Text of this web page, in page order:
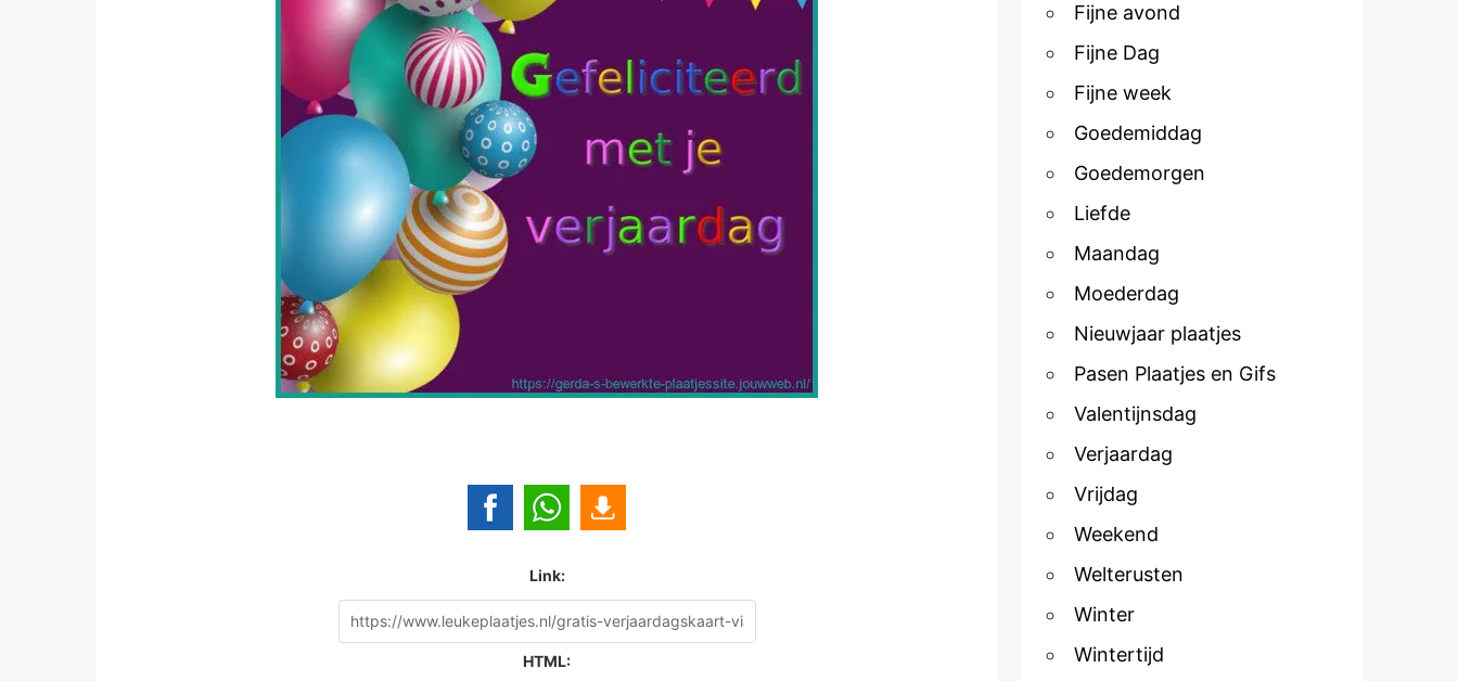
Link:
HTML:
Fijne avond
Fijne Dag
Fijne week
Goedemiddag
Goedemorgen
Liefde
Maandag
Moederdag
Nieuwjaar plaatjes
Pasen Plaatjes en Gifs
Valentijnsdag
Verjaardag
Vrijdag
Weekend
Welterusten
Winter
Wintertijd